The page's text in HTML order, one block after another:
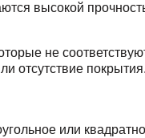
высокой
не
отсутствие
или